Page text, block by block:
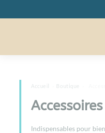
Accueil Boutique
Indispensables pour